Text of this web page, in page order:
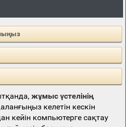
жұмыс үстелінің
келетін кескін
кейін компьютерге сақтау